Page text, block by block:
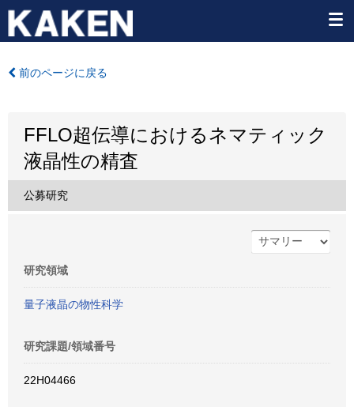
前のページに戻る
FFLO超伝導におけるネマティック
液晶性の精査
公募研究
研究領域
量子液晶の物性科学
研究課題/領域番号
22H04466